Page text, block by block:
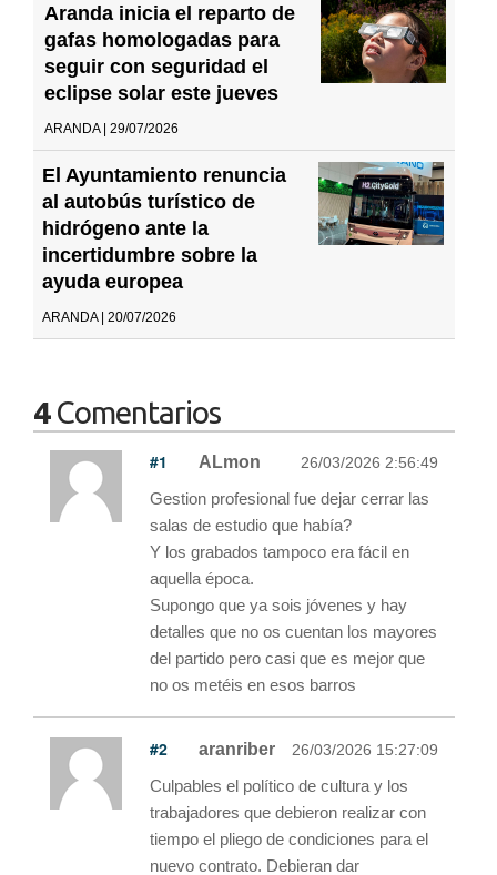
Aranda inicia el reparto de
gafas homologadas para
seguir con seguridad el
eclipse solar este jueves
ARANDA | 29/07/2026
El Ayuntamiento renuncia
al autobús turístico de
hidrógeno ante la
incertidumbre sobre la
ayuda europea
ARANDA | 20/07/2026
4Comentarios
#1 ALmon 26/03/2026 2:56:49
Gestion profesional fue dejar cerrar las
salas de estudio que había?
Y los grabados tampoco era fácil en
aquella época.
Supongo que ya sois jóvenes y hay
detalles que no os cuentan los mayores
del partido pero casi que es mejor que
no os metéis en esos barros
#2 aranriber 26/03/2026 15:27:09
Culpables el político de cultura y los
trabajadores que debieron realizar con
tiempo el pliego de condiciones para el
nuevo contrato. Debieran dar